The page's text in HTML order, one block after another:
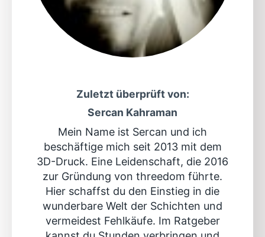
Zuletzt überprüft von:
Sercan Kahraman
Mein Name ist Sercan und ich
beschäftige mich seit 2013 mit dem
3D-Druck. Eine Leidenschaft, die 2016
zur Gründung von threedom führte.
Hier schaffst du den Einstieg in die
wunderbare Welt der Schichten und
vermeidest Fehlkäufe. Im Ratgeber